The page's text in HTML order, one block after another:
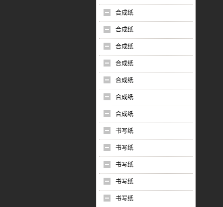
合成纸
合成纸
合成纸
合成纸
合成纸
合成纸
合成纸
书写纸
书写纸
书写纸
书写纸
书写纸